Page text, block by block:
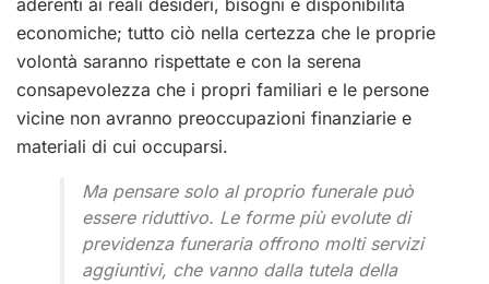
aderenti ai reali desideri, bisogni e disponibilità
economiche; tutto ciò nella certezza che le proprie
volontà saranno rispettate e con la serena
consapevolezza che i propri familiari e le persone
vicine non avranno preoccupazioni finanziarie e
materiali di cui occuparsi.
Ma pensare solo al proprio funerale può
essere riduttivo. Le forme più evolute di
previdenza funeraria offrono molti servizi
aggiuntivi, che vanno dalla tutela della